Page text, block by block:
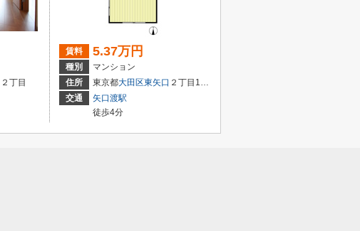
２丁目
賃料 5.37万円
種別
マンション
住所
東京都大田区東矢口 ２丁目15-13
交通
矢口渡駅
徒歩4分